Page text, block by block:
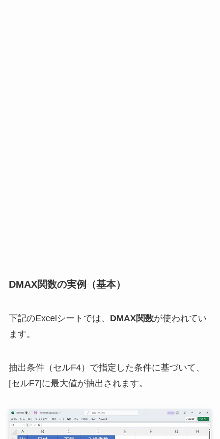
DMAX関数の実例（基本）
下記のExcelシートでは、 DMAX関数が使われてい
ます。
抽出条件（セルF4）で指定した条件に基づいて、
[セルF7]に最大値が抽出されます。